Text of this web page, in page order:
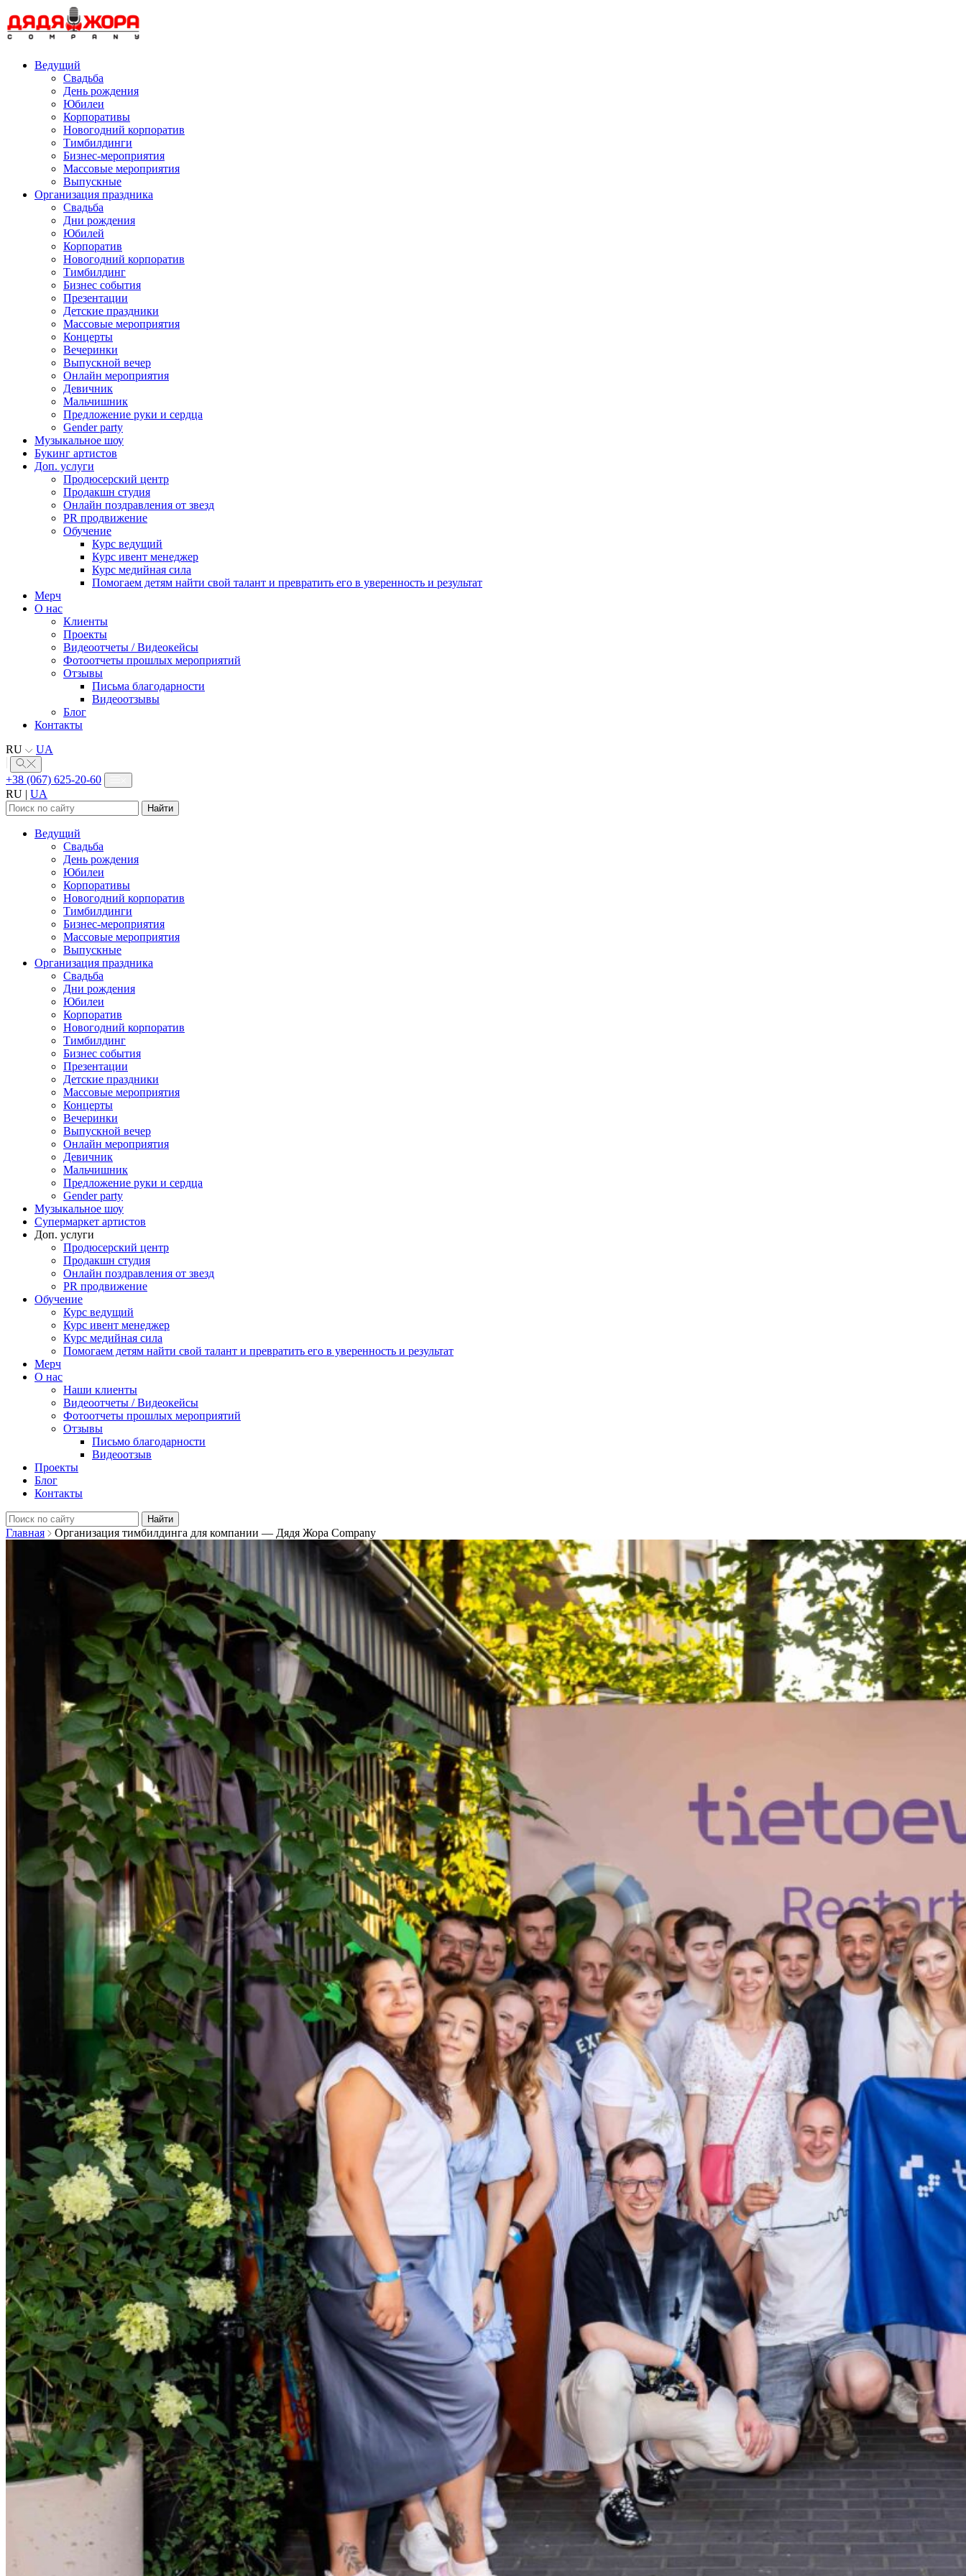
to
content
Ведущий
Свадьба
День рождения
Юбилеи
Корпоративы
Новогодний корпоратив
Тимбилдинги
Бизнес-мероприятия
Массовые мероприятия
Выпускные
Организация праздника
Свадьба
Дни рождения
Юбилей
Корпоратив
Новогодний корпоратив
Тимбилдинг
Бизнес события
Презентации
Детские праздники
Массовые мероприятия
Концерты
Вечеринки
Выпускной вечер
Онлайн мероприятия
Девичник
Мальчишник
Предложение руки и сердца
Gender party
Музыкальное шоу
Букинг артистов
Доп. услуги
Продюсерский центр
Продакшн студия
Онлайн поздравления от звезд
PR продвижение
Обучение
Курс ведущий
Курс ивент менеджер
Курс медийная сила
Помогаем детям найти свой талант и превратить его в уверенность и результат
Мерч
О нас
Клиенты
Проекты
Видеоотчеты / Видеокейсы
Фотоотчеты прошлых мероприятий
Отзывы
Письма благодарности
Видеоотзывы
Блог
Контакты
RU
UA
+38 (067) 625-20-60
RU | UA
Найти:
Ведущий
Свадьба
День рождения
Юбилеи
Корпоративы
Новогодний корпоратив
Тимбилдинги
Бизнес-мероприятия
Массовые мероприятия
Выпускные
Организация праздника
Свадьба
Дни рождения
Юбилеи
Корпоратив
Новогодний корпоратив
Тимбилдинг
Бизнес события
Презентации
Детские праздники
Массовые мероприятия
Концерты
Вечеринки
Выпускной вечер
Онлайн мероприятия
Девичник
Мальчишник
Предложение руки и сердца
Gender party
Музыкальное шоу
Супермаркет артистов
Доп. услуги
Продюсерский центр
Продакшн студия
Онлайн поздравления от звезд
PR продвижение
Обучение
Курс ведущий
Курс ивент менеджер
Курс медийная сила
Помогаем детям найти свой талант и превратить его в уверенность и результат
Мерч
О нас
Наши клиенты
Видеоотчеты / Видеокейсы
Фотоотчеты прошлых мероприятий
Отзывы
Письмо благодарности
Видеоотзыв
Проекты
Блог
Контакты
Найти:
Главная
Организация тимбилдинга для компании — Дядя Жора Company